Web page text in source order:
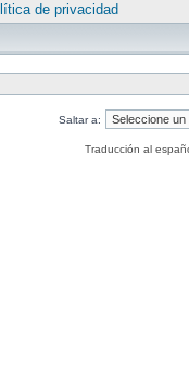
de privacidad
Saltar a:
Traducción al